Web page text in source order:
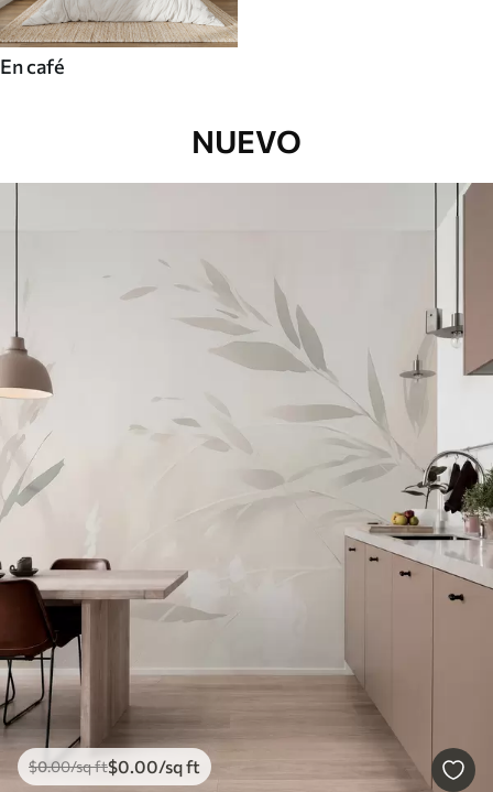
En café
NUEVO
$0.00/sq ft$0 .00/sq ft